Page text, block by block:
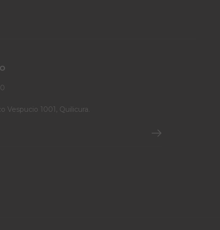
Vespucio 1001, Quilicura.